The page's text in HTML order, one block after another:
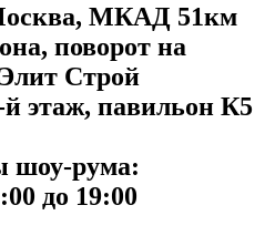
, МКАД 51км
поворот на
Строй
этаж, павильон К5
шоу-рума:
до 19:00